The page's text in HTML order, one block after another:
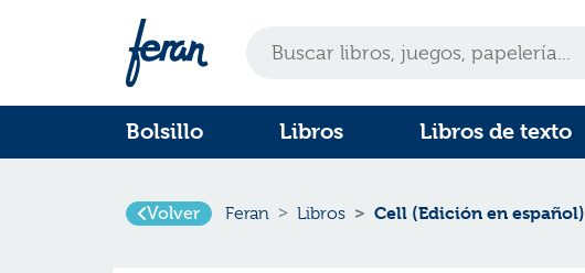
Bolsillo Libros Libros de texto
Volver Feran Libros Cell (Edición en español)